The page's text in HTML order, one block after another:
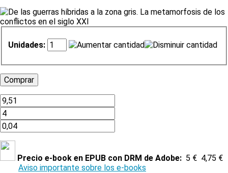
Unidades:
Precio e-book en EPUB con DRM de Adobe: 5 € 4,75 €
Aviso importante sobre los e-books